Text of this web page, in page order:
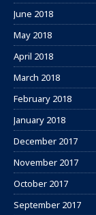
June 2018
May 2018
April 2018
March 2018
February 2018
January 2018
December 2017
November 2017
October 2017
September 2017